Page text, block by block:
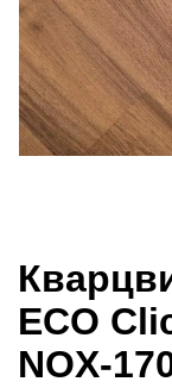
ECO
NOX-